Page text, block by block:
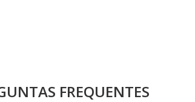
FREQUENTES